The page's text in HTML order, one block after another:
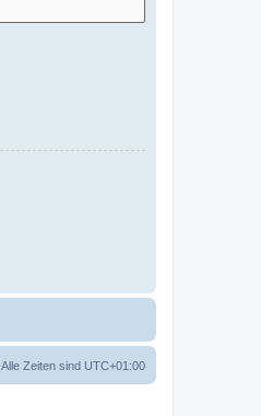
Alle Zeiten sind UTC+01:00